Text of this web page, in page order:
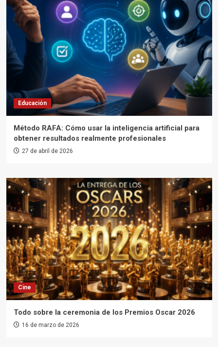
Educación
Método RAFA: Cómo usar la inteligencia artificial para
obtener resultados realmente profesionales
27 de abril de 2026
Cine
Todo sobre la ceremonia de los Premios Oscar 2026
16 de marzo de 2026